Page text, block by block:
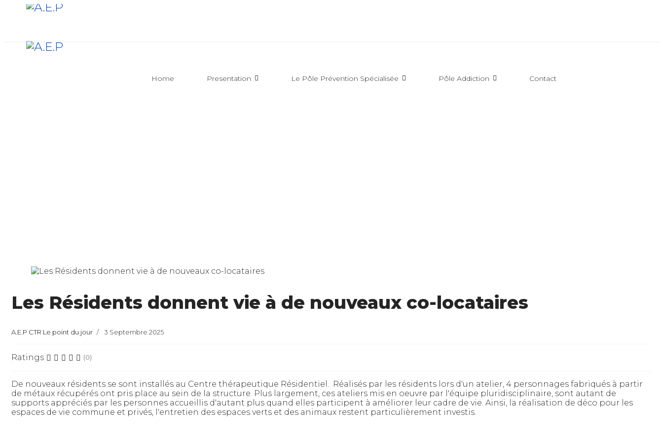
Home Presentation Le Pôle Prévention Spécialisée Pôle Addiction Contact
Les Résidents donnent vie à de nouveaux co-locataires
A.E.P CTR Le point du jour 3 Septembre 2025
Ratings (0)
De nouveaux résidents se sont installés au Centre thérapeutique Résidentiel. Réalisés par les résidents lors d'un atelier, 4 personnages fabriqués à partir
de métaux récupérés ont pris place au sein de la structure. Plus largement, ces ateliers mis en oeuvre par l'équipe pluridisciplinaire, sont autant de
supports appréciés par les personnes accueillis d'autant plus quand elles participent à améliorer leur cadre de vie. Ainsi, la réalisation de déco pour les
espaces de vie commune et privés, l'entretien des espaces verts et des animaux restent particulièrement investis.